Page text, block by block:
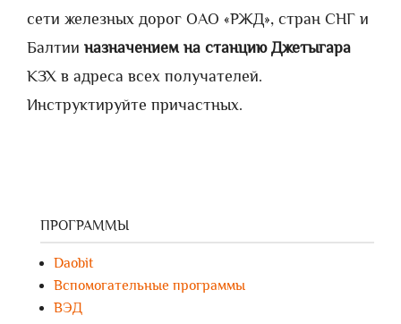
сети железных дорог ОАО «РЖД», стран СНГ и
Балтии назначением на станцию Джетыгара
КЗХ в адреса всех получателей.
Инструктируйте причастных.
ПРОГРАММЫ
Daobit
Вспомогательные программы
ВЭД